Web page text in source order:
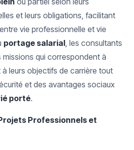
et leurs obligations, facilitant
vie professionnelle et vie
portage salarial, les consultants
qui correspondent à
leurs objectifs de carrière tout
et des avantages sociaux
porté.
Professionnels et